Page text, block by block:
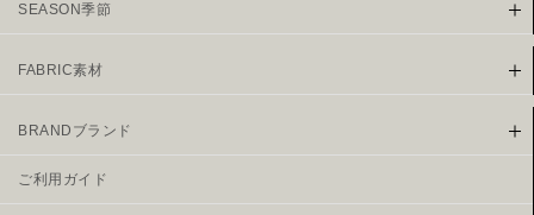
SEASON季節
FABRIC素材
BRANDブランド
ご利用ガイド